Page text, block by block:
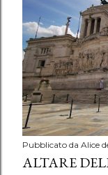
Pubblicato da Alice
ALTARE